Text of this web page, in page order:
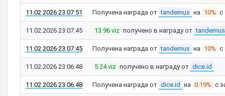
11.02.2026 23:07:51 Получена награда от tandemus на 10% с
11.02.2026 23:07:45 13.96 viz получено в награду от tandemus
11.02.2026 23:07:45 Получена награда от tandemus на 10% с
11.02.2026 23:06:48 5.24 viz получено в награду от dice.id
11.02.2026 23:06:48 Получена награда от dice.id на 0.19% с